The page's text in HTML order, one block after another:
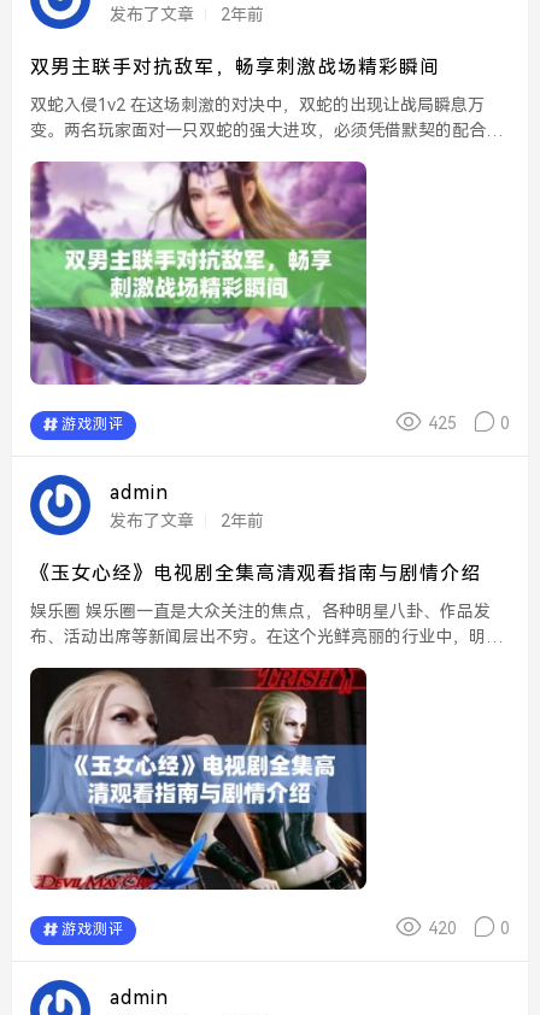
发布了文章 2年前
双男主联手对抗敌军，畅享刺激战场精彩瞬间
双蛇入侵1v2 在这场刺激的对决中，双蛇的出现让战局瞬息万
变。两名玩家面对一只双蛇的强大进攻，必须凭借默契的配合和
技巧和反应能力。 双男主做...
游戏测评 425 0
admin
发布了文章 2年前
《玉女心经》电视剧全集高清观看指南与剧情介绍
娱乐圈 娱乐圈一直是大众关注的焦点，各种明星八卦、作品发
布、活动出席等新闻层出不穷。在这个光鲜亮丽的行业中，明星
总能引发人们的热烈讨论和关注。 玉女...
游戏测评 420 0
admin